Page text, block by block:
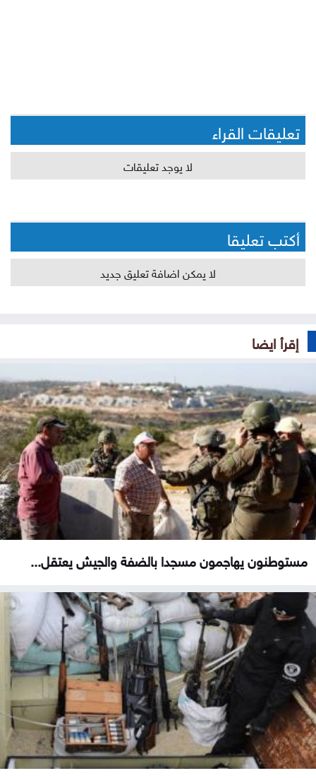
تعليقات القراء
لا يوجد تعليقات
أكتب تعليقا
لا يمكن اضافة تعليق جديد
إقرأ ايضا
مستوطنون يهاجمون مسجدا بالضفة والجيش يعتقل...